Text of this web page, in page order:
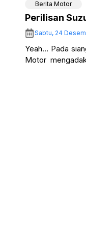
Berita Motor
Perilisan
Sabtu, 24
Yeah… Pada
Motor